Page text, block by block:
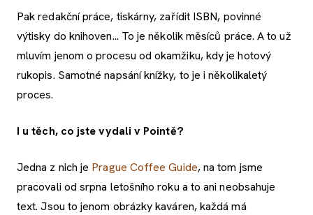
Pak redakční práce, tiskárny, zařídit ISBN, povinné
výtisky do knihoven... To je několik měsíců práce. A to už
mluvím jenom o procesu od okamžiku, kdy je hotový
rukopis. Samotné napsání knížky, to je i několikaletý
proces.
I u těch, co jste vydali v Pointě?
Jedna z nich je Prague Coffee Guide, na tom jsme
pracovali od srpna letošního roku a to ani neobsahuje
text. Jsou to jenom obrázky kaváren, každá má